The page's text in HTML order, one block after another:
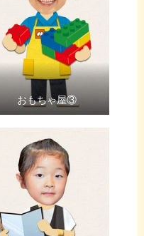
おもちゃ屋③